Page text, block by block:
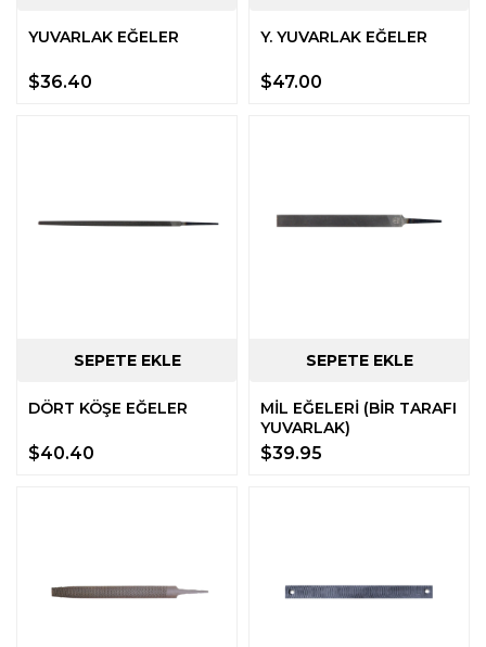
YUVARLAK EĞELER
$36.40
Y. YUVARLAK EĞELER
$47.00
DÖRT KÖŞE EĞELER
$40.40
MİL EĞELERİ (BİR TARAFI
YUVARLAK)
$39.95